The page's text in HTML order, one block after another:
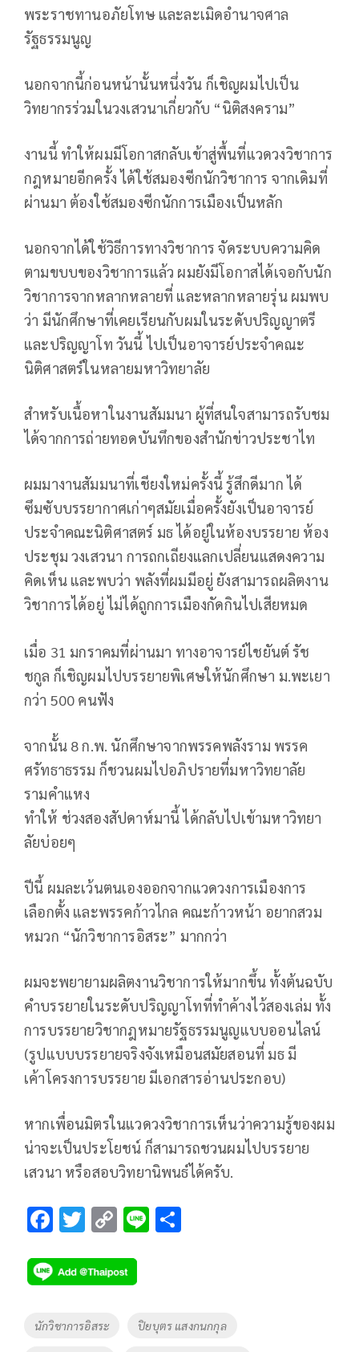
พระราชทานอภัยโทษ และละเมิดอำนาจศาล
รัฐธรรมนูญ
นอกจากนี้ก่อนหน้านั้นหนึ่งวัน ก็เชิญผมไปเป็น
วิทยากรร่วมในวงเสวนาเกี่ยวกับ “นิติสงคราม”
งานนี้ ทำให้ผมมีโอกาสกลับเข้าสู่พื้นที่แวดวงวิชาการ
กฎหมายอีกครั้ง ได้ใช้สมองซีกนักวิชาการ จากเดิมที่
ผ่านมา ต้องใช้สมองซีกนักการเมืองเป็นหลัก
นอกจากได้ใช้วิธีการทางวิชาการ จัดระบบความคิด
ตามขบบของวิชาการแล้ว ผมยังมีโอกาสได้เจอกับนัก
วิชาการจากหลากหลายที่ และหลากหลายรุ่น ผมพบ
ว่า มีนักศึกษาที่เคยเรียนกับผมในระดับปริญญาตรี
และปริญญาโท วันนี้ ไปเป็นอาจารย์ประจำคณะ
นิติศาสตร์ในหลายมหาวิทยาลัย
สำหรับเนื้อหาในงานสัมมนา ผู้ที่สนใจสามารถรับชม
ได้จากการถ่ายทอดบันทึกของสำนักข่าวประชาไท
ผมมางานสัมมนาที่เชียงใหม่ครั้งนี้ รู้สึกดีมาก ได้
ซึมซับบรรยากาศเก่าๆสมัยเมื่อครั้งยังเป็นอาจารย์
ประจำคณะนิติศาสตร์ มธ ได้อยู่ในห้องบรรยาย ห้อง
ประชุม วงเสวนา การถกเถียงแลกเปลี่ยนแสดงความ
คิดเห็น และพบว่า พลังที่ผมมีอยู่ ยังสามารถผลิตงาน
วิชาการได้อยู่ ไม่ได้ถูกการเมืองกัดกินไปเสียหมด
เมื่อ 31 มกราคมที่ผ่านมา ทางอาจารย์ไชยันต์ รัช
ชกูล ก็เชิญผมไปบรรยายพิเศษให้นักศึกษา ม.พะเยา
กว่า 500 คนฟัง
จากนั้น 8 ก.พ. นักศึกษาจากพรรคพลังราม พรรค
ศรัทธาธรรม ก็ชวนผมไปอภิปรายที่มหาวิทยาลัย
รามคำแหง
ทำให้ ช่วงสองสัปดาห์มานี้ ได้กลับไปเข้ามหาวิทยา
ลัยบ่อยๆ
ปีนี้ ผมละเว้นตนเองออกจากแวดวงการเมืองการ
เลือกตั้ง และพรรคก้าวไกล คณะก้าวหน้า อยากสวม
หมวก “นักวิชาการอิสระ” มากกว่า
ผมจะพยายามผลิตงานวิชาการให้มากขึ้น ทั้งต้นฉบับ
คำบรรยายในระดับปริญญาโทที่ทำค้างไว้สองเล่ม ทั้ง
การบรรยายวิชากฎหมายรัฐธรรมนูญแบบออนไลน์
(รูปแบบบรรยายจริงจังเหมือนสมัยสอนที่ มธ มี
เค้าโครงการบรรยาย มีเอกสารอ่านประกอบ)
หากเพื่อนมิตรในแวดวงวิชาการเห็นว่าความรู้ของผม
น่าจะเป็นประโยชน์ ก็สามารถชวนผมไปบรรยาย
เสวนา หรือสอบวิทยานิพนธ์ได้ครับ.
F
e
b
o
T
tt
er
C
p
y
Li
Li
Tags
นักวิชาการอิสระ ปิยบุตร แสงกนกกุล